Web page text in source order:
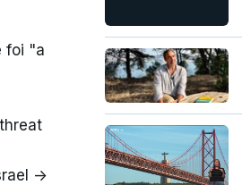
foi "a
->